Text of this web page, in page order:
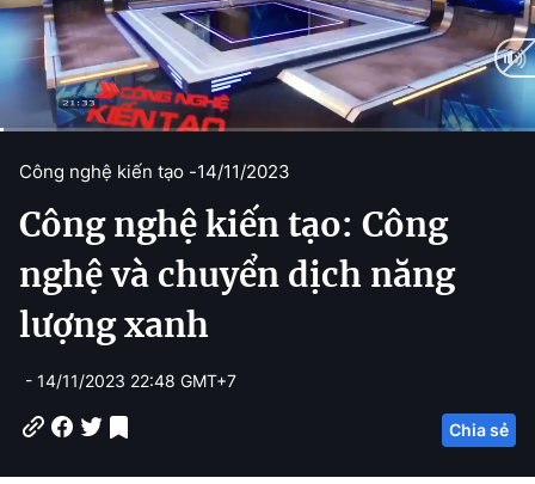
r
e
n
i
u
r
Công nghệ kiến tạo -14/11/2023
Công nghệ kiến tạo: Công
nghệ và chuyển dịch năng
lượng xanh
- 14/11/2023 22:48 GMT+7
Chia sẻ